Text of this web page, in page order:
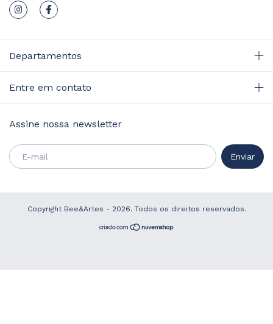
Departamentos
Entre em contato
Assine nossa newsletter
Copyright Bee&Artes - 2026. Todos os direitos reservados.